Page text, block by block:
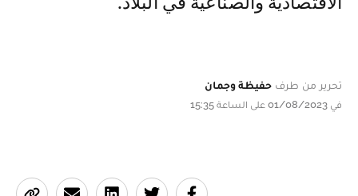
تحرير من طرف حفيظة وجمان
في 01/08/2023 على الساعة 15:35